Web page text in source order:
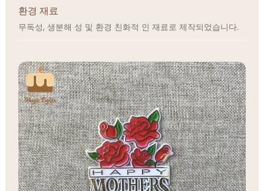
환경 재료
무독성, 생분해 성 및 환경 친화적 인 재료로 제작되었습니다.